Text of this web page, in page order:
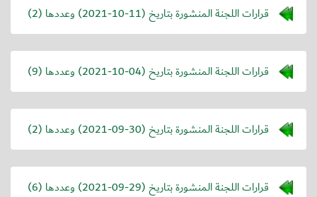
قرارات اللجنة المنشورة بتاريخ (2021-10-11) وعددها (2)
قرارات اللجنة المنشورة بتاريخ (2021-10-04) وعددها (9)
قرارات اللجنة المنشورة بتاريخ (2021-09-30) وعددها (2)
قرارات اللجنة المنشورة بتاريخ (2021-09-29) وعددها (6)